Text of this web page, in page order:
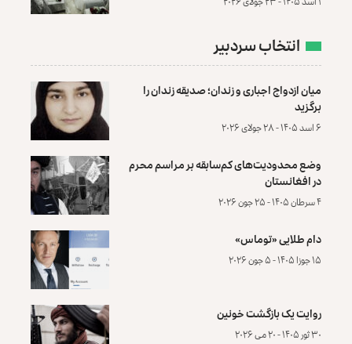
انتخاب سردبیر
میان ازدواج اجباری و زندان؛ صدیقه زندان را
برگزید
۶ اسد ۱۴۰۵ - ۲۸ جولای ۲۰۲۶
وضع محدودیت‌های کم‌سابقه بر مراسم محرم
در افغانستان
۴ سرطان ۱۴۰۵ - ۲۵ جون ۲۰۲۶
دام طلایی «توماس»
۱۵ جوزا ۱۴۰۵ - ۵ جون ۲۰۲۶
روایت یک بازگشت خونین
۳۰ ثور ۱۴۰۵ - ۲۰ می ۲۰۲۶